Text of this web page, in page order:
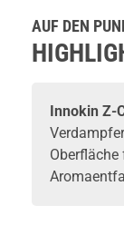
AUF DEN
Innokin Z-